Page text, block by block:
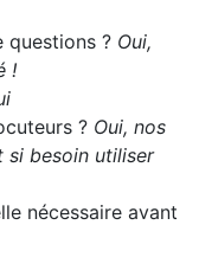
questions ? Oui,
!
? Oui, nos
si besoin utiliser
nécessaire avant